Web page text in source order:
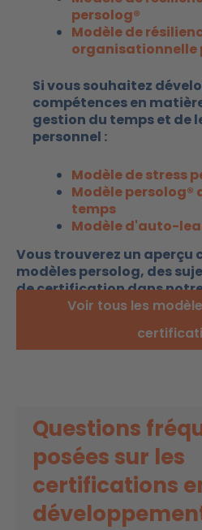
persolog®
Modèle de
organisationnelle
Si vous souhaitez
compétences en
gestion du temps et de
personnel :
Modèle de stress
Modèle persolog®
temps
Modèle d'auto-
Vous trouverez un aperçu
modèles persolog, des
de certification dans
Voir tous les
Questions
posées sur les
certifications